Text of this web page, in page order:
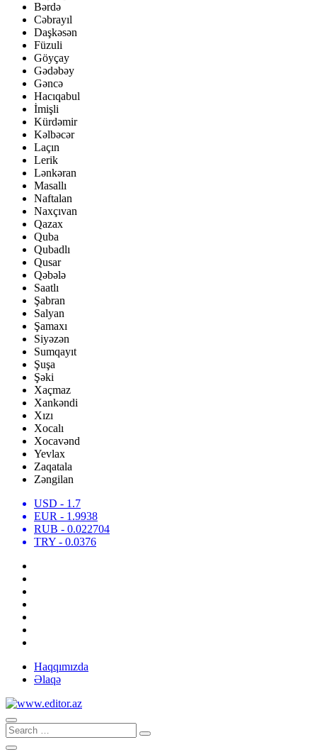
Bərdə
Cəbrayıl
Daşkəsən
Füzuli
Göyçay
Gədəbəy
Gəncə
Hacıqabul
İmişli
Kürdəmir
Kəlbəcər
Laçın
Lerik
Lənkəran
Masallı
Naftalan
Naxçıvan
Qazax
Quba
Qubadlı
Qusar
Qəbələ
Saatlı
Şabran
Salyan
Şamaxı
Siyəzən
Sumqayıt
Şuşa
Şəki
Xaçmaz
Xankəndi
Xızı
Xocalı
Xocavənd
Yevlax
Zaqatala
Zəngilan
USD - 1.7
EUR - 1.9938
RUB - 0.022704
TRY - 0.0376
Haqqımızda
Əlaqə